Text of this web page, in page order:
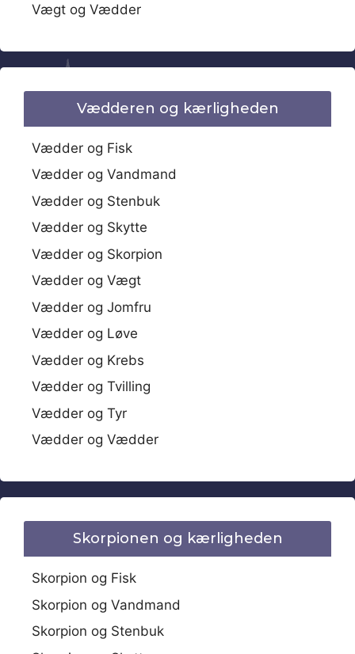
Vægt og Vædder
Vædderen og kærligheden
Vædder og Fisk
Vædder og Vandmand
Vædder og Stenbuk
Vædder og Skytte
Vædder og Skorpion
Vædder og Vægt
Vædder og Jomfru
Vædder og Løve
Vædder og Krebs
Vædder og Tvilling
Vædder og Tyr
Vædder og Vædder
Skorpionen og kærligheden
Skorpion og Fisk
Skorpion og Vandmand
Skorpion og Stenbuk